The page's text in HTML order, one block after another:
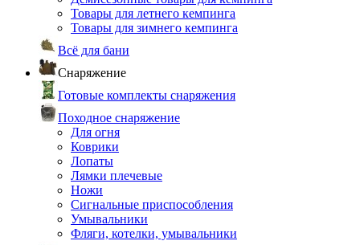
Товары для летнего кемпинга
Товары для зимнего кемпинга
Всё для бани
Снаряжение
Готовые комплекты снаряжения
Походное снаряжение
Для огня
Коврики
Лопаты
Лямки плечевые
Ножи
Сигнальные приспособления
Умывальники
Фляги, котелки, умывальники